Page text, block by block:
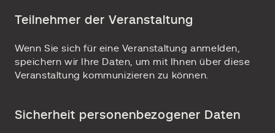
Teilnehmer der Veranstaltung
Wenn Sie sich für eine Veranstaltung anmelden,
speichern wir Ihre Daten, um mit Ihnen über diese
Veranstaltung kommunizieren zu können.
Sicherheit personenbezogener Daten